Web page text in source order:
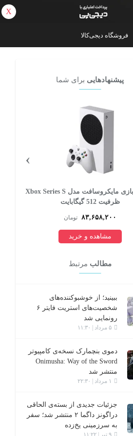
فروشگاه دیجی‌کالا
پیشنهادهایی برای شما
کنسول بازی سونی مدل PlayStation 5 Pro
ظرفیت 2 ترابایت ریجن اروپا
۲۴۷,۳۰۰,۰۰۰ تومان
مشاهده و خرید
›
مطالب مرتبط
ببینید؛ از خوشبوکننده‌های
شخصیت‌های استریت فایتر ۶
رونمایی شد
۵ مرداد | ۱۱:۳۰
دموی بنچمارک نسخه‌ی کامپیوتر
Onimusha: Way of the Sword
منتشر شد
۱ مرداد | ۲۲:۳۰
جزئیات جدیدی از بسته‌ی الحاقی
دراگونز داگما ۲ منتشر شد؛ سفر
به سرزمینی یخ‌زده
۹ تیر | ۱۱:۲۲
X